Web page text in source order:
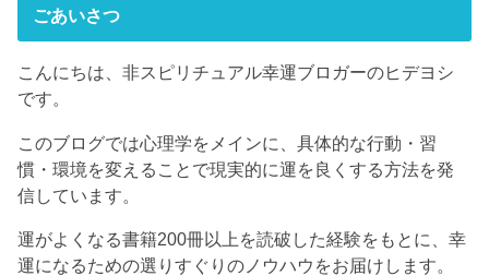
ごあいさつ
こんにちは、非スピリチュアル幸運ブロガーのヒデヨシ
です。
このブログでは心理学をメインに、具体的な行動・習
慣・環境を変えることで現実的に運を良くする方法を発
信しています。
運がよくなる書籍200冊以上を読破した経験をもとに、幸
運になるための選りすぐりのノウハウをお届けします。